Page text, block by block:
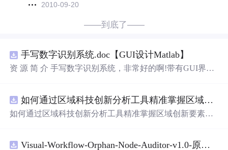
2010-09-20
——到底了——
手写数字识别系统.doc【GUI设计Matlab】
资 源 简 介 手写数字识别系统，非常好的啊!带有GUI界
带有直观的图形用户界面（GUI），非常容易使用。你只
需要将手写数字输入系统，它将立即给出准确的识别结
是一个非常方便和实用的工具，你一定会喜欢它的！
如何通过区域科技创新分析工具精准掌握区域创新要素分布与产业链融合现状？.docx
如何通过区域科技创新分析工具精准掌握区域创新要素分
Visual-Workflow-Orphan-Node-Auditor-v1.0-原创源码与文档.zip